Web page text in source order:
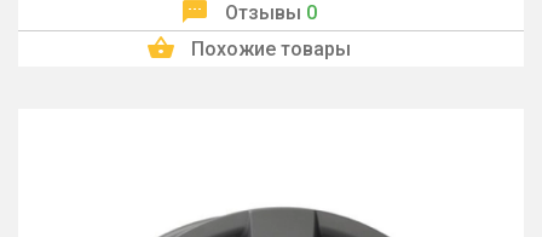
Отзывы 0
Похожие товары